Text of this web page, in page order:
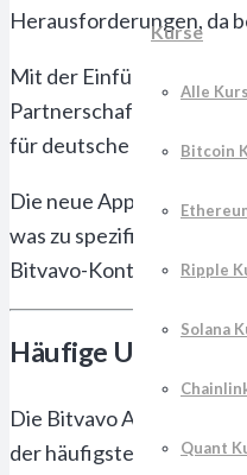
Kurse
Alle
Bitcoin
Ripple
Solana
Quant
Herausforderungen, da
Mit der Einführung von
Partnerschaft zwischen
für deutsche
Die neue App-Version
was zu spezifischen
Bitvavo-Konto besaßen.
Häufige Ursachen
Die Bitvavo App kann
der häufigsten